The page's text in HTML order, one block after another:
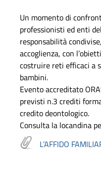
Un momento di
professionisti ed enti
responsabilità
accoglienza, con
costruire reti efficaci a
bambini.
Evento accreditato
previsti n.3 crediti
credito deontologico.
Consulta la locandina
L’AFFIDO